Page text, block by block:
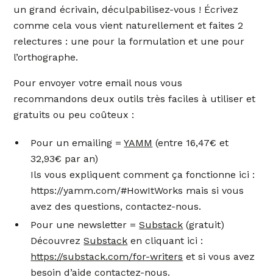
un grand écrivain, déculpabilisez-vous ! Écrivez
comme cela vous vient naturellement et faites 2
relectures : une pour la formulation et une pour
l’orthographe.
Pour envoyer votre email nous vous
recommandons deux outils très faciles à utiliser et
gratuits ou peu coûteux :
Pour un emailing =YAMM (entre 16,47€ et
32,93€ par an)
Ils vous expliquent comment ça fonctionne ici :
https://yamm.com/#HowItWorks mais si vous
avez des questions, contactez-nous.
Pour une newsletter =Substack (gratuit)
DécouvrezSubstack en cliquant ici :
https://substack.com/for-writers et si vous avez
besoin d’aide contactez-nous.